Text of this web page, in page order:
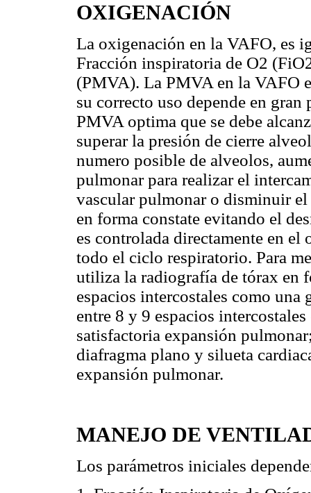
OXIGENACIÓN
La oxigenación en la VAFO, es
Fracción inspiratoria de O2
(PMVA). La PMVA en la VAFO
su correcto uso depende en
PMVA optima que se debe
superar la presión de cierre
numero posible de alveolos,
pulmonar para realizar el
vascular pulmonar o disminuir el
en forma constate evitando el
es controlada directamente en el
todo el ciclo respiratorio. Para
utiliza la radiografía de tórax en
espacios intercostales como
entre 8 y 9 espacios
satisfactoria expansión
diafragma plano y silueta
expansión pulmonar.
MANEJO DE
Los parámetros iniciales